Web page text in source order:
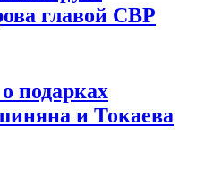
главой СВР
подарках
и Токаева